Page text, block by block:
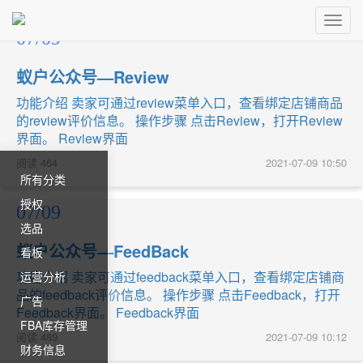
所有分类
授权
选品
看板
运营分析
广告
FBA库存管理
财务信息
07/09
蚁户公众号—Review
功能介绍 卖家可通过review菜单入口，查看绑定店铺商品
的review评价信息。 操作步骤 点击Review，打开Review
界面。 Review界面
阅读 464 2021-07-09 10:50
07/09
蚁户公众号—FeedBack
功能介绍 卖家可通过feedback菜单入口，查看绑定店铺商
品的feedback评价信息。 操作步骤 点击Feedback，打开
Feedback界面。 Feedback界面
阅读 489 2021-07-09 10:12